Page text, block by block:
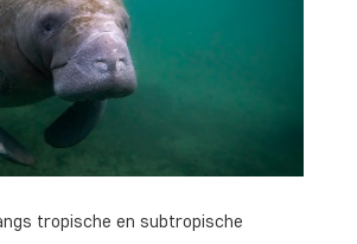
tropische en subtropische